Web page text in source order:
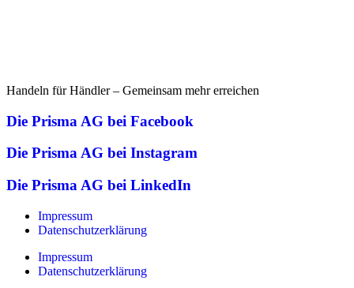
Handeln für Händler – Gemeinsam mehr erreichen
Die Prisma AG bei Facebook
Die Prisma AG bei Instagram
Die Prisma AG bei LinkedIn
Impressum
Datenschutzerklärung
Impressum
Datenschutzerklärung